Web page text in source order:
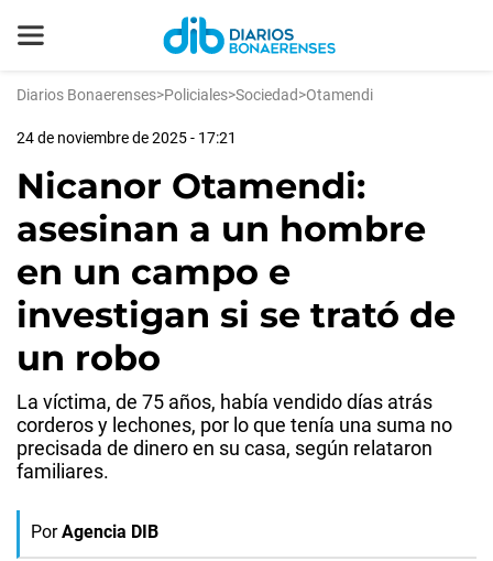
Diarios Bonaerenses>Policiales>Sociedad>Otamendi
24 de noviembre de 2025 - 17:21
Nicanor Otamendi:
asesinan a un hombre
en un campo e
investigan si se trató de
un robo
La víctima, de 75 años, había vendido días atrás
corderos y lechones, por lo que tenía una suma no
precisada de dinero en su casa, según relataron
familiares.
Por Agencia DIB